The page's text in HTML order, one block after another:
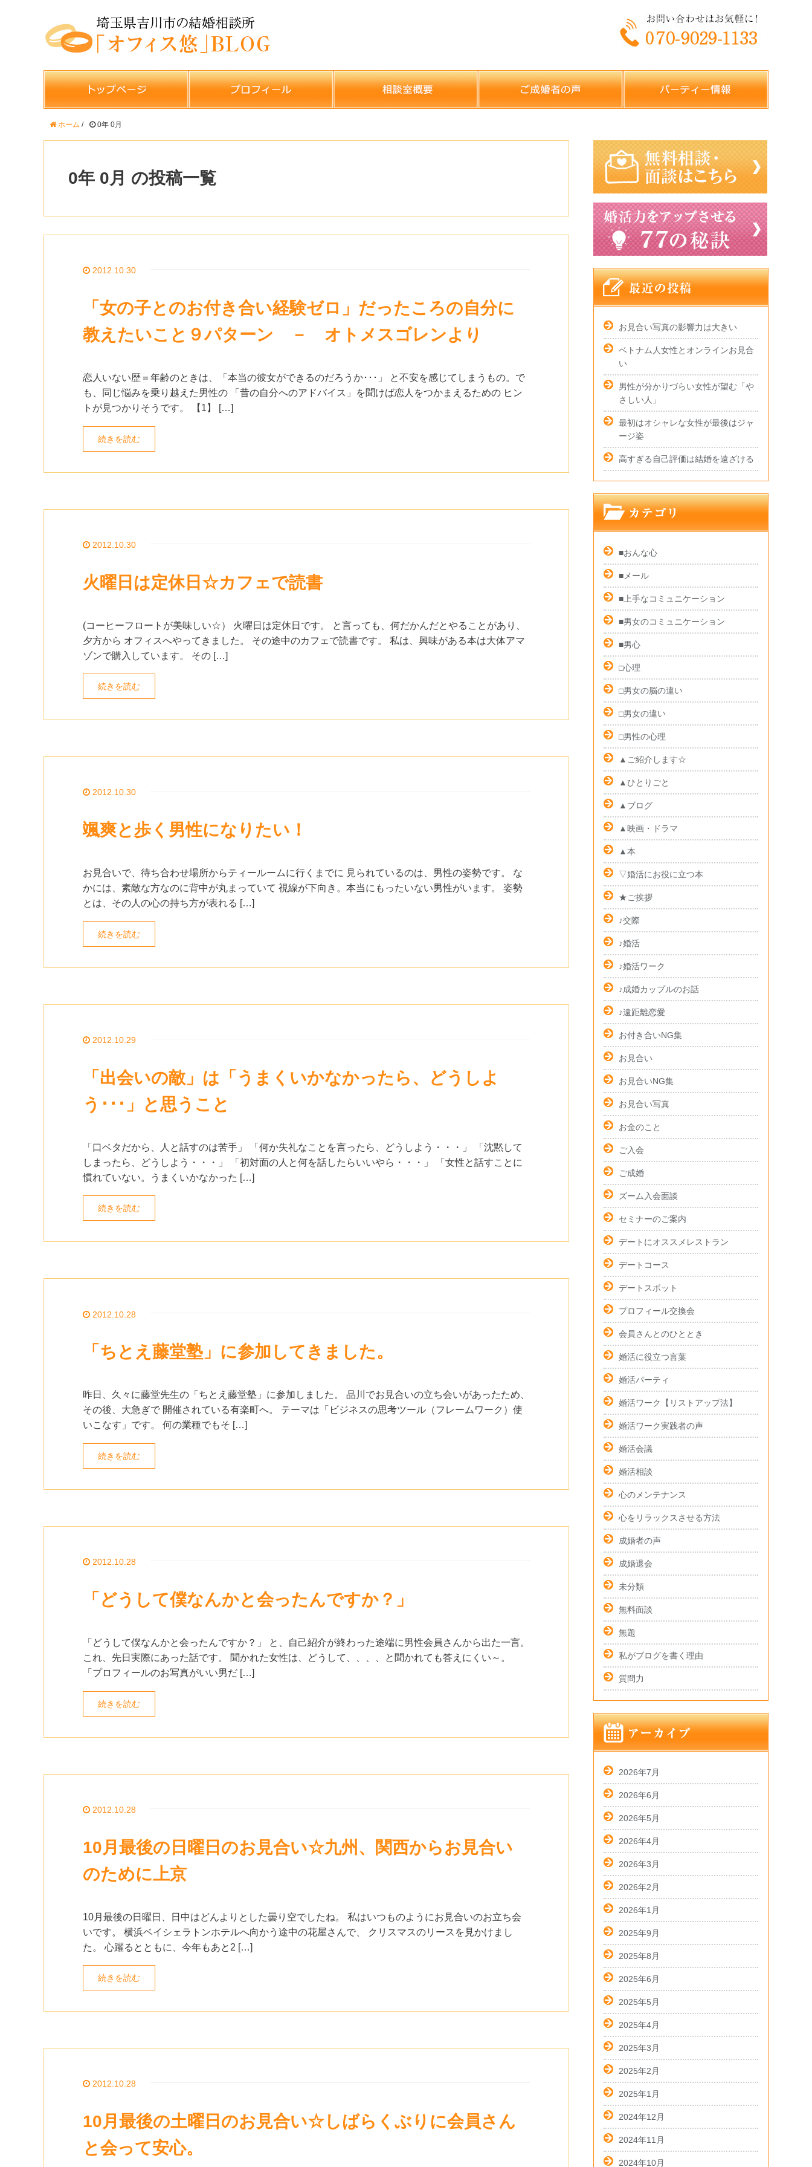
ホーム / 0年 0月
0年 0月 の投稿一覧
2012.10.30
「女の子とのお付き合い経験ゼロ」だったころの自分に
教えたいこと９パターン － オトメスゴレンより
恋人いない歴＝年齢のときは、「本当の彼女ができるのだろうか･･･」 と不安を感じてしまうもの。で
も、同じ悩みを乗り越えた男性の 「昔の自分へのアドバイス」を聞けば恋人をつかまえるための ヒン
トが見つかりそうです。 【1】 […]
続きを読む
2012.10.30
火曜日は定休日☆カフェで読書
(コーヒーフロートが美味しい☆） 火曜日は定休日です。 と言っても、何だかんだとやることがあり、
夕方から オフィスへやってきました。 その途中のカフェで読書です。 私は、興味がある本は大体アマ
ゾンで購入しています。 その […]
続きを読む
2012.10.30
颯爽と歩く男性になりたい！
お見合いで、待ち合わせ場所からティールームに行くまでに 見られているのは、男性の姿勢です。 な
かには、素敵な方なのに背中が丸まっていて 視線が下向き。本当にもったいない男性がいます。 姿勢
とは、その人の心の持ち方が表れる […]
続きを読む
2012.10.29
「出会いの敵」は「うまくいかなかったら、どうしよ
う･･･」と思うこと
「口ベタだから、人と話すのは苦手」 「何か失礼なことを言ったら、どうしよう・・・」 「沈黙して
しまったら、どうしよう・・・」 「初対面の人と何を話したらいいやら・・・」 「女性と話すことに
慣れていない。うまくいかなかった […]
続きを読む
2012.10.28
「ちとえ藤堂塾」に参加してきました。
昨日、久々に藤堂先生の「ちとえ藤堂塾」に参加しました。 品川でお見合いの立ち会いがあったため、
その後、大急ぎで 開催されている有楽町へ。 テーマは「ビジネスの思考ツール（フレームワーク）使
いこなす」です。 何の業種でもそ […]
続きを読む
2012.10.28
「どうして僕なんかと会ったんですか？」
「どうして僕なんかと会ったんですか？」 と、自己紹介が終わった途端に男性会員さんから出た一言。
これ、先日実際にあった話です。 聞かれた女性は、どうして、、、、と聞かれても答えにくい～。
「プロフィールのお写真がいい男だ […]
続きを読む
2012.10.28
10月最後の日曜日のお見合い☆九州、関西からお見合い
のために上京
10月最後の日曜日、日中はどんよりとした曇り空でしたね。 私はいつものようにお見合いのお立ち会
いです。 横浜ベイシェラトンホテルへ向かう途中の花屋さんで、 クリスマスのリースを見かけまし
た。 心躍るとともに、今年もあと2 […]
続きを読む
2012.10.28
10月最後の土曜日のお見合い☆しばらくぶりに会員さん
と会って安心。
お見合い写真の影響力は大きい
ベトナム人女性とオンラインお見合
い
男性が分かりづらい女性が望む「や
さしい人」
最初はオシャレな女性が最後はジャ
ージ姿
高すぎる自己評価は結婚を遠ざける
■おんな心
■メール
■上手なコミュニケーション
■男女のコミュニケーション
■男心
□心理
□男女の脳の違い
□男女の違い
□男性の心理
▲ご紹介します☆
▲ひとりごと
▲ブログ
▲映画・ドラマ
▲本
▽婚活にお役に立つ本
★ご挨拶
♪交際
♪婚活
♪婚活ワーク
♪成婚カップルのお話
♪遠距離恋愛
お付き合いNG集
お見合い
お見合いNG集
お見合い写真
お金のこと
ご入会
ご成婚
ズーム入会面談
セミナーのご案内
デートにオススメレストラン
デートコース
デートスポット
プロフィール交換会
会員さんとのひととき
婚活に役立つ言葉
婚活パーティ
婚活ワーク【リストアップ法】
婚活ワーク実践者の声
婚活会議
婚活相談
心のメンテナンス
心をリラックスさせる方法
成婚者の声
成婚退会
未分類
無料面談
無題
私がブログを書く理由
質問力
2026年7月
2026年6月
2026年5月
2026年4月
2026年3月
2026年2月
2026年1月
2025年9月
2025年8月
2025年6月
2025年5月
2025年4月
2025年3月
2025年2月
2025年1月
2024年12月
2024年11月
2024年10月